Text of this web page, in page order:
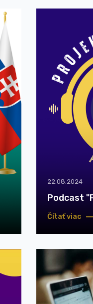
22.08.2024
Podcast
Čítať viac